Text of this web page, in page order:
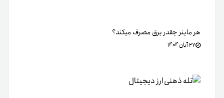
هر ماینر چقدر برق مصرف میکند؟
۲۷ آبان ۱۴۰۴